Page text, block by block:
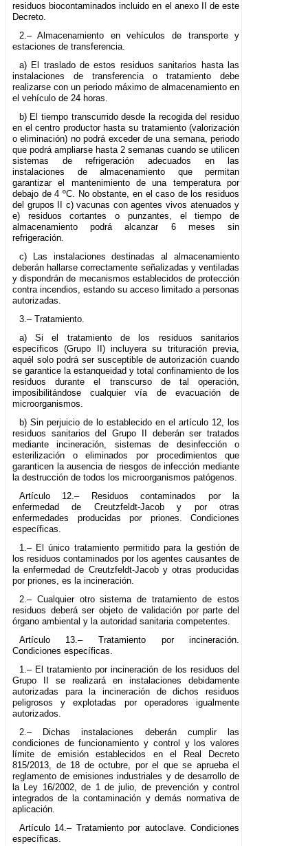
residuos biocontaminados incluido en el anexo II de este
Decreto.
2.– Almacenamiento en vehículos de transporte y
estaciones de transferencia.
a) El traslado de estos residuos sanitarios hasta las
instalaciones de transferencia o tratamiento debe
realizarse con un periodo máximo de almacenamiento en
el vehículo de 24 horas.
b) El tiempo transcurrido desde la recogida del residuo
en el centro productor hasta su tratamiento (valorización
o eliminación) no podrá exceder de una semana, periodo
que podrá ampliarse hasta 2 semanas cuando se utilicen
sistemas de refrigeración adecuados en las
instalaciones de almacenamiento que permitan
garantizar el mantenimiento de una temperatura por
debajo de 4 ºC. No obstante, en el caso de los residuos
del grupos II c) vacunas con agentes vivos atenuados y
e) residuos cortantes o punzantes, el tiempo de
almacenamiento podrá alcanzar 6 meses sin
refrigeración.
c) Las instalaciones destinadas al almacenamiento
deberán hallarse correctamente señalizadas y ventiladas
y dispondrán de mecanismos establecidos de protección
contra incendios, estando su acceso limitado a personas
autorizadas.
3.– Tratamiento.
a) Si el tratamiento de los residuos sanitarios
específicos (Grupo II) incluyera su trituración previa,
aquél solo podrá ser susceptible de autorización cuando
se garantice la estanqueidad y total confinamiento de los
residuos durante el transcurso de tal operación,
imposibilitándose cualquier vía de evacuación de
microorganismos.
b) Sin perjuicio de lo establecido en el artículo 12, los
residuos sanitarios del Grupo II deberán ser tratados
mediante incineración, sistemas de desinfección o
esterilización o eliminados por procedimientos que
garanticen la ausencia de riesgos de infección mediante
la destrucción de todos los microorganismos patógenos.
Artículo 12.– Residuos contaminados por la
enfermedad de Creutzfeldt-Jacob y por otras
enfermedades producidas por priones. Condiciones
específicas.
1.– El único tratamiento permitido para la gestión de
los residuos contaminados por los agentes causantes de
la enfermedad de Creutzfeldt-Jacob y otras producidas
por priones, es la incineración.
2.– Cualquier otro sistema de tratamiento de estos
residuos deberá ser objeto de validación por parte del
órgano ambiental y la autoridad sanitaria competentes.
Artículo 13.– Tratamiento por incineración.
Condiciones específicas.
1.– El tratamiento por incineración de los residuos del
Grupo II se realizará en instalaciones debidamente
autorizadas para la incineración de dichos residuos
peligrosos y explotadas por operadores igualmente
autorizados.
2.– Dichas instalaciones deberán cumplir las
condiciones de funcionamiento y control y los valores
límite de emisión establecidos en el Real Decreto
815/2013, de 18 de octubre, por el que se aprueba el
reglamento de emisiones industriales y de desarrollo de
la Ley 16/2002, de 1 de julio, de prevención y control
integrados de la contaminación y demás normativa de
aplicación.
Artículo 14.– Tratamiento por autoclave. Condiciones
específicas.